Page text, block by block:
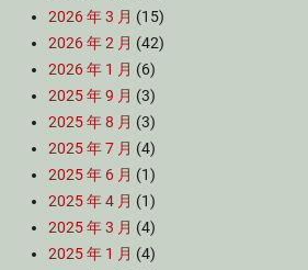
2026 年 3 月 (15)
2026 年 2 月 (42)
2026 年 1 月 (6)
2025 年 9 月 (3)
2025 年 8 月 (3)
2025 年 7 月 (4)
2025 年 6 月 (1)
2025 年 4 月 (1)
2025 年 3 月 (4)
2025 年 1 月 (4)